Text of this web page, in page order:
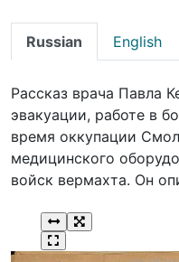
Russian English
Рассказ врача Павла
эвакуации, работе в
время оккупации
медицинского
войск вермахта. Он